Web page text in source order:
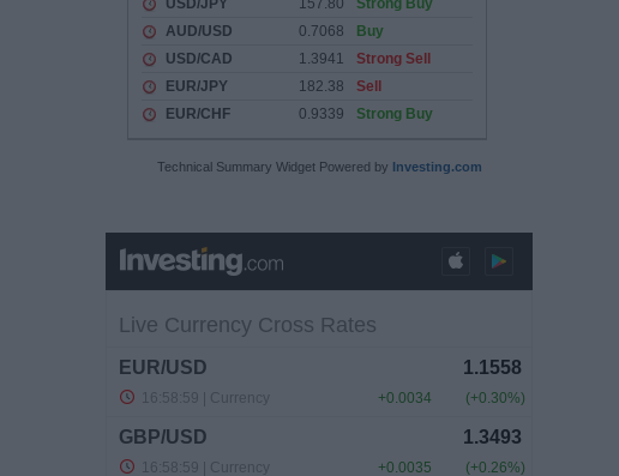
Technical Summary Widget Powered by Investing.com